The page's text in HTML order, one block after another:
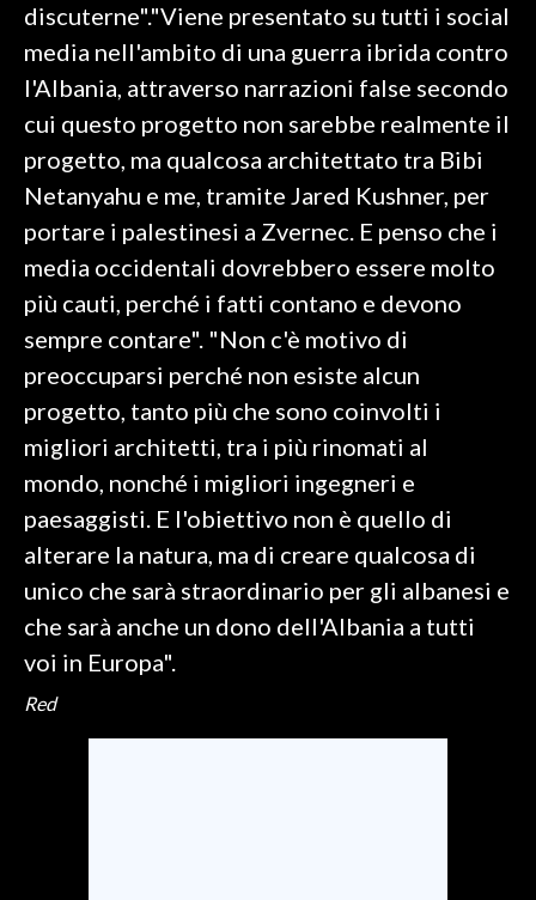
#CARAUNIONE
3 MINUTI CON
INSULARITÀ
INFO AZIENDE
ABBONATI
ANNUNCI
NECROLOGI
PUBBLICITÀ
SPIAGGE
STORE
discuterne"."Viene presentato su tutti i social
media nell'ambito di una guerra ibrida contro
l'Albania, attraverso narrazioni false secondo
cui questo progetto non sarebbe realmente il
progetto, ma qualcosa architettato tra Bibi
Netanyahu e me, tramite Jared Kushner, per
portare i palestinesi a Zvernec. E penso che i
media occidentali dovrebbero essere molto
più cauti, perché i fatti contano e devono
sempre contare". "Non c'è motivo di
preoccuparsi perché non esiste alcun
progetto, tanto più che sono coinvolti i
migliori architetti, tra i più rinomati al
mondo, nonché i migliori ingegneri e
paesaggisti. E l'obiettivo non è quello di
alterare la natura, ma di creare qualcosa di
unico che sarà straordinario per gli albanesi e
che sarà anche un dono dell'Albania a tutti
voi in Europa".
Red